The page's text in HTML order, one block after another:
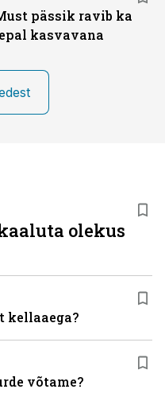
pässik ravib ka
kasvavana
olekus
kellaaega?
võtame?